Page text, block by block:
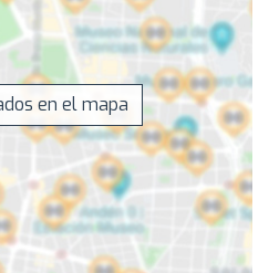
en el mapa